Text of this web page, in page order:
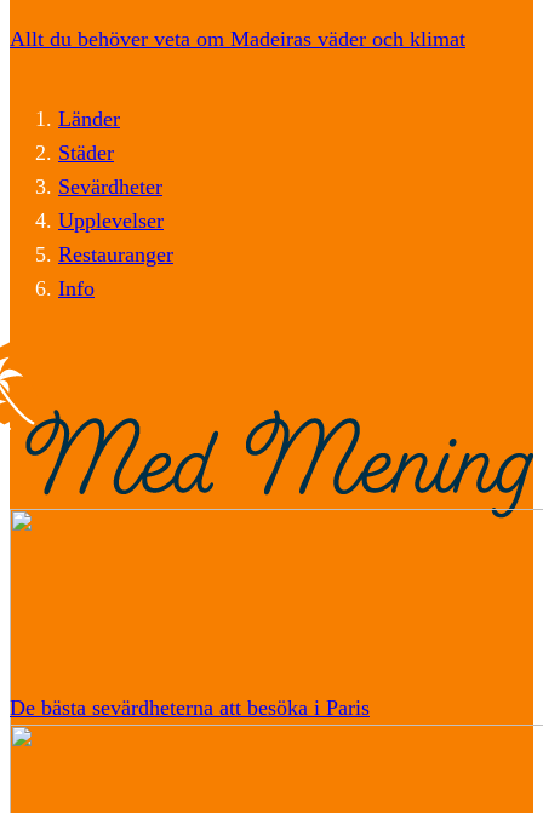
Allt du behöver veta om Madeiras väder och klimat
Länder
Städer
Sevärdheter
Upplevelser
Restauranger
Info
De bästa sevärdheterna att besöka i Paris